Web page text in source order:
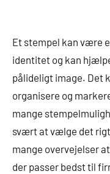
Et stempel kan være
identitet og kan
pålideligt image. Det
organisere og
mange
svært at vælge det
mange overvejelser
der passer bedst til